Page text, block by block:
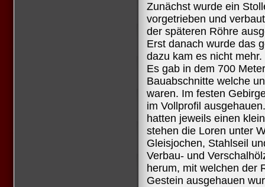
Zunächst wurde ein
vorgetrieben und
der späteren Röhre
Erst danach wurde das
dazu kam es nicht mehr.
Es gab in dem 700
Bauabschnitte welche
waren. Im festen
im Vollprofil
hatten jeweils einen
stehen die Loren unter
Gleisjochen, Stahlseil
Verbau- und
herum, mit welchen der
Gestein ausgehauen